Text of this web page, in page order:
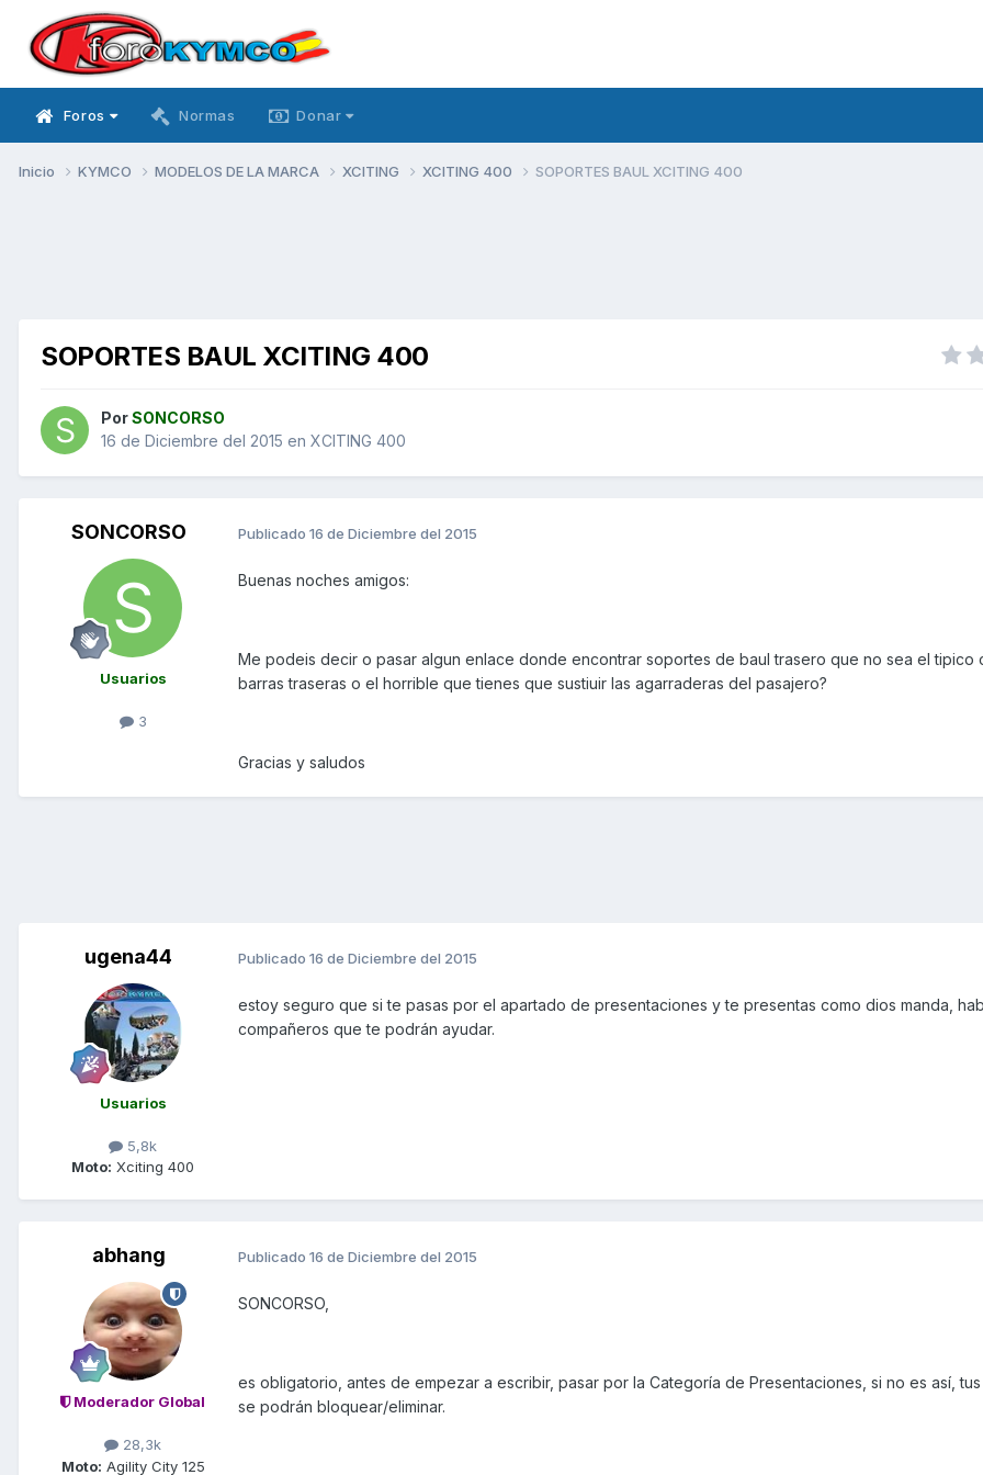
Foros Normas Donar
Inicio KYMCO MODELOS DE LA MARCA XCITING XCITING 400 SOPORTES BAUL XCITING 400
SOPORTES BAUL XCITING 400
PorSONCORSO
16 de Diciembre del 2015 en XCITING 400
SONCORSO
Usuarios
3
Publicado 16 de Diciembre del 2015
Buenas noches amigos:
Me podeis decir o pasar algun enlace donde encontrar soportes de baul trasero que no sea el tipico
barras traseras o el horrible que tienes que sustiuir las agarraderas del pasajero?
Gracias y saludos
ugena44
Usuarios
5,8k
Moto: Xciting 400
Publicado 16 de Diciembre del 2015
estoy seguro que si te pasas por el apartado de presentaciones y te presentas como dios manda,
compañeros que te podrán ayudar.
abhang
Moderador Global
28,3k
Moto: Agility City 125
Publicado 16 de Diciembre del 2015
SONCORSO,
es obligatorio, antes de empezar a escribir, pasar por la Categoría de Presentaciones, si no es así, tus
se podrán bloquear/eliminar.